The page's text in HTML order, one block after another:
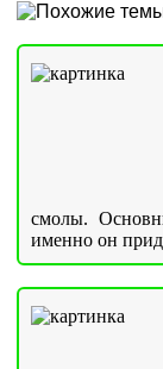
смолы.
именно он